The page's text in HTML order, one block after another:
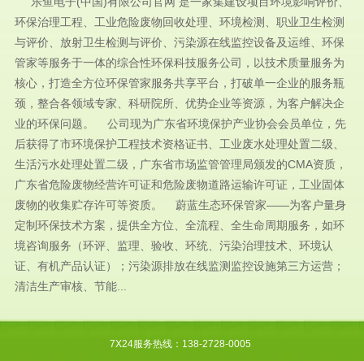
环保治理工程、工业危险废物回收处理、环境检测、职业卫生检测
与评价、放射卫生检测与评价、污染源在线监控设备及运维、环保
管家等服务于一体的综合性环保科技服务公司，以技术质量服务为
核心，打造全方位环保管家服务共享平台，打破单一企业的服务瓶
颈，整合各领域专家、科研院所、优势企业等资源，为客户解决企
业的环保问题。 公司现为广东省环境保护产业协会会员单位，先
后获得了市环境保护工程技术资格证书、工业废水处理处置二级、
生活污水处理处置二级，广东省市场监管管理局颁发的CMA资质，
广东省危险废物经营许可证和危险废物道路运输许可证，工业固体
废物的收集贮存许可等资质。 蔚蓝生态环保管家——为客户量身
定制环保技术方案，提供全方位、全流程、全生命周期服务，如环
境咨询服务（环评、监理、验收、环统、污染治理技术、环境认
证、有机产品认证）；污染源排放在线监测监控设施第三方运营；
清洁生产审核、节能...
7X24服务热线：138-2728-0005